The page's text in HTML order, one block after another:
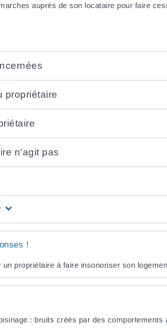
auprès de son locataire pour faire
propriétaire
n'agit pas
!
un propriétaire à faire insonoriser son
: bruits créés par des comportements